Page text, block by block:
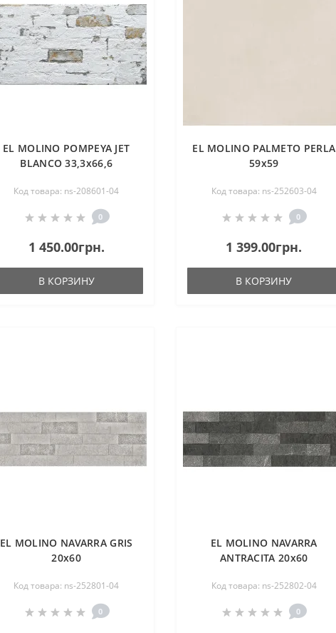
EL MOLINO POMPEYA JET
BLANCO 33,3х66,6
Код товара: ns-208601-04
0
1 450.00грн.
В КОРЗИНУ
EL MOLINO PALMETO PERLA
59х59
Код товара: ns-252603-04
0
1 399.00грн.
В КОРЗИНУ
EL MOLINO NAVARRA GRIS
20х60
Код товара: ns-252801-04
0
EL MOLINO NAVARRA
ANTRACITA 20х60
Код товара: ns-252802-04
0